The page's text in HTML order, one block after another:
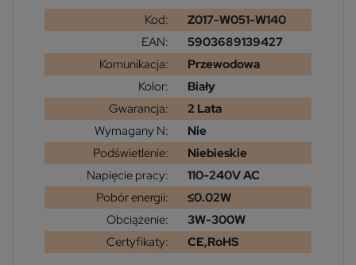
Kod:
Z017-W051-W140
EAN:
5903689139427
Komunikacja:
Przewodowa
Kolor:
Biały
Gwarancja:
2 Lata
Wymagany N:
Nie
Podświetlenie:
Niebieskie
Napięcie pracy:
110-240V AC
Pobór energii:
≤0.02W
Obciążenie:
3W-300W
Certyfikaty:
CE,RoHS